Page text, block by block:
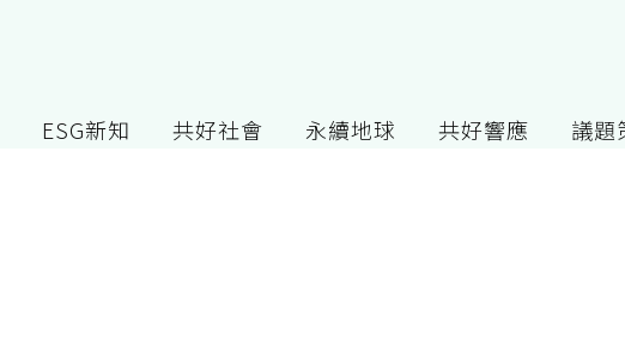
ESG新知 共好社會 永續地球 共好響應 議題